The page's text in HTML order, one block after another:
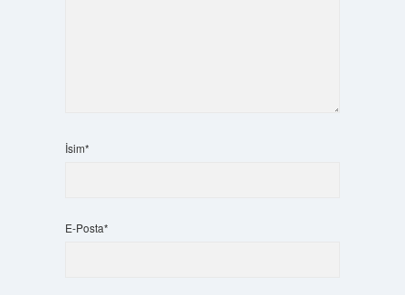
İsim*
E-Posta*